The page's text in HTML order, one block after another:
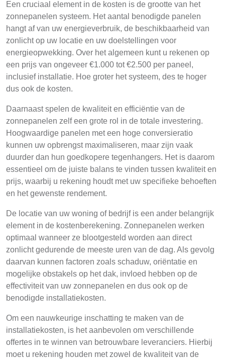
Een cruciaal element in de kosten is de grootte van het
zonnepanelen systeem. Het aantal benodigde panelen
hangt af van uw energieverbruik, de beschikbaarheid van
zonlicht op uw locatie en uw doelstellingen voor
energieopwekking. Over het algemeen kunt u rekenen op
een prijs van ongeveer €1.000 tot €2.500 per paneel,
inclusief installatie. Hoe groter het systeem, des te hoger
dus ook de kosten.
Daarnaast spelen de kwaliteit en efficiëntie van de
zonnepanelen zelf een grote rol in de totale investering.
Hoogwaardige panelen met een hoge conversieratio
kunnen uw opbrengst maximaliseren, maar zijn vaak
duurder dan hun goedkopere tegenhangers. Het is daarom
essentieel om de juiste balans te vinden tussen kwaliteit en
prijs, waarbij u rekening houdt met uw specifieke behoeften
en het gewenste rendement.
De locatie van uw woning of bedrijf is een ander belangrijk
element in de kostenberekening. Zonnepanelen werken
optimaal wanneer ze blootgesteld worden aan direct
zonlicht gedurende de meeste uren van de dag. Als gevolg
daarvan kunnen factoren zoals schaduw, oriëntatie en
mogelijke obstakels op het dak, invloed hebben op de
effectiviteit van uw zonnepanelen en dus ook op de
benodigde installatiekosten.
Om een nauwkeurige inschatting te maken van de
installatiekosten, is het aanbevolen om verschillende
offertes in te winnen van betrouwbare leveranciers. Hierbij
moet u rekening houden met zowel de kwaliteit van de